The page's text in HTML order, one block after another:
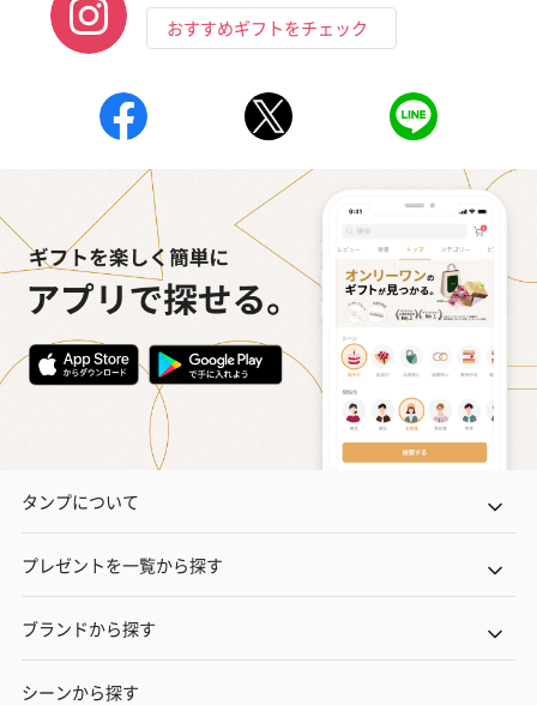
プレミアムビール イネ
ディット（712円）
実楽山田錦 特別純米
酒（655円）
ジョニ－ウ
ブラック１２
円）
おつまみ・その他
お酒にぴったりのおつまみ・サプリを同梱してお届けいたしま
いぶりがっことチーズ
のオイル漬（981円）
ごろっとうまみ チーズ
しょっつるナ
おすすめギフトをチェック
タンプについて
プレゼントを一覧から探す
ブランドから探す
シーンから探す